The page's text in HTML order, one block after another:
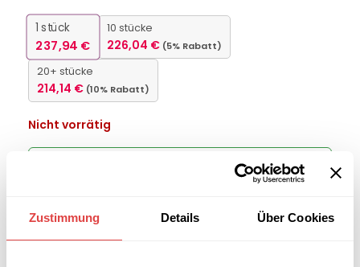
Zustimmung Details Über Cookies
1 stück
237,94 €
10 stücke
226,04 € (5% Rabatt)
20+ stücke
214,14 € (10% Rabatt)
Nicht vorrätig
B2B-Angebot
anfordern